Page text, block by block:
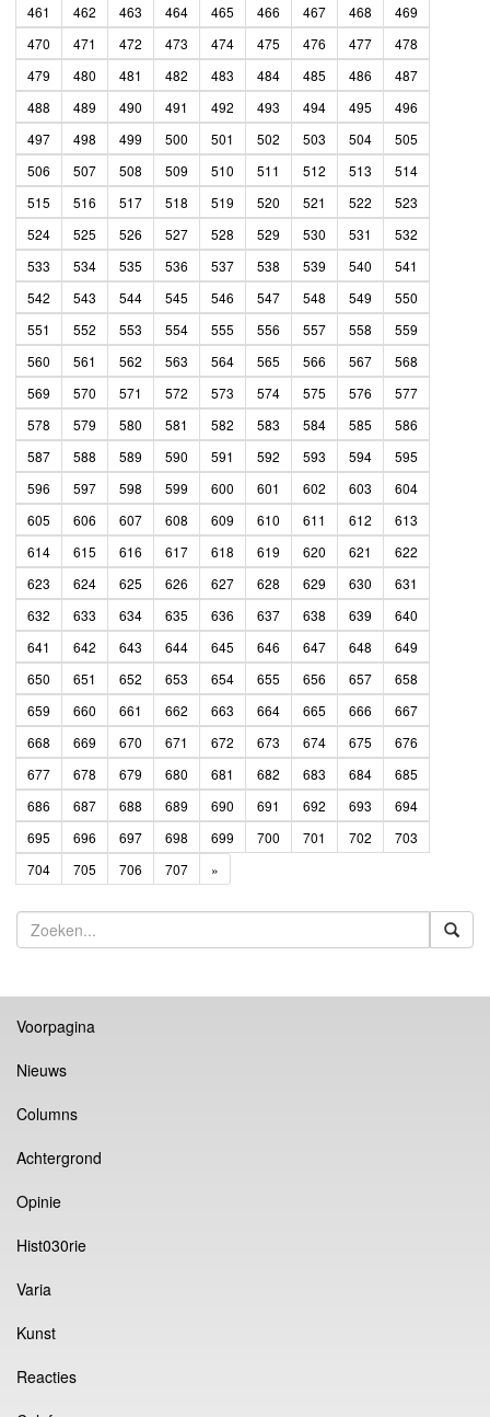
461
462 463 464 465 466 467 468
469
470
471 472 473 474 475 476 477
478
479
480 481 482 483 484 485 486
487
488
489 490 491 492 493 494 495
496
497
498 499 500 501 502 503 504
505
506
507 508 509 510 511 512 513
514
515
516 517 518 519 520 521 522
523
524
525 526 527 528 529 530 531
532
533
534 535 536 537 538 539 540
541
542
543 544 545 546 547 548 549
550
551
552 553 554 555 556 557 558
559
560
561 562 563 564 565 566 567
568
569
570 571 572 573 574 575 576
577
578
579 580 581 582 583 584 585
586
587
588 589 590 591 592 593 594
595
596
597 598 599 600 601 602 603
604
605
606 607 608 609 610 611 612
613
614
615 616 617 618 619 620 621
622
623
624 625 626 627 628 629 630
631
632
633 634 635 636 637 638 639
640
641
642 643 644 645 646 647 648
649
650
651 652 653 654 655 656 657
658
659
660 661 662 663 664 665 666
667
668
669 670 671 672 673 674 675
676
677
678 679 680 681 682 683 684
685
686
687 688 689 690 691 692 693
694
695
696 697 698 699 700 701 702
703
704
705 706 707 »
Voorpagina
Nieuws
Columns
Achtergrond
Opinie
Hist030rie
Varia
Kunst
Reacties